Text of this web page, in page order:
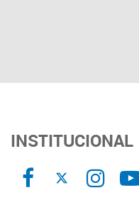
INSTITUCIONAL